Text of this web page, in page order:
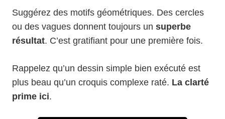
Suggérez des motifs géométriques. Des cercles
ou des vagues donnent toujours un superbe
résultat. C’est gratifiant pour une première fois.
Rappelez qu’un dessin simple bien exécuté est
plus beau qu’un croquis complexe raté. La clarté
prime ici.